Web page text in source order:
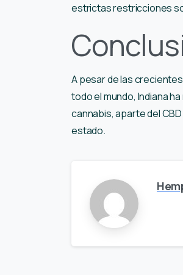
estrictas restricciones
A pesar de las
todo el mundo, Indiana
cannabis, aparte del
estado.